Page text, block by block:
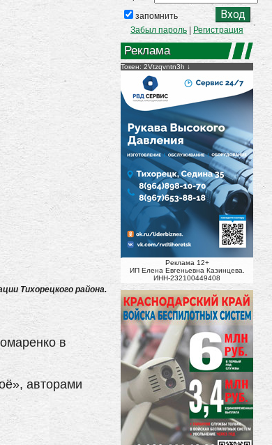
Тихорецкого района.
в
авторами
запомнить
Забыл пароль
Регистрация
Реклама
Токен: 2Vtzqvntn3h
Реклама 12+
ИП Елена Евгеньевна Казинцева.
ИНН-232100449408